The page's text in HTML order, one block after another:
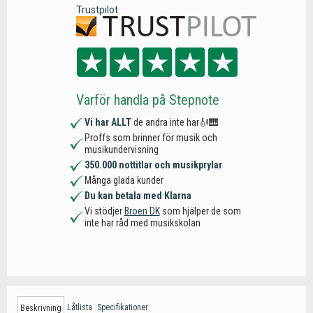
Trustpilot
Varför handla på Stepnote
Vi har ALLTde andra inte har🎻🎹
Proffs som brinner för musik och
musikundervisning
350.000 nottitlar och musikprylar
Många glada kunder
Du kan betala med Klarna
Vi stödjer Broen DKsom hjälper de som
inte har råd med musikskolan
Beskrivning Låtlista Specifikationer